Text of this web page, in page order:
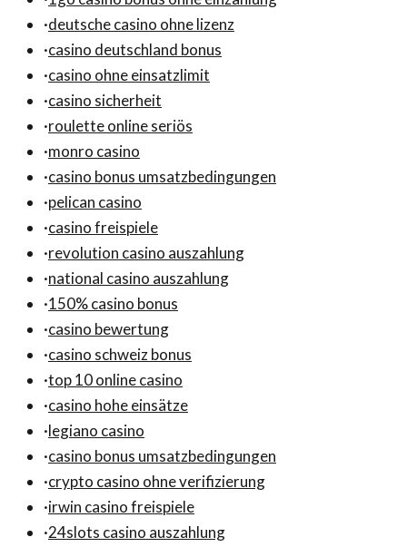
·deutsche casino ohne lizenz
·casino deutschland bonus
·casino ohne einsatzlimit
·casino sicherheit
·roulette online seriös
·monro casino
·casino bonus umsatzbedingungen
·pelican casino
·casino freispiele
·revolution casino auszahlung
·national casino auszahlung
·150% casino bonus
·casino bewertung
·casino schweiz bonus
·top 10 online casino
·casino hohe einsätze
·legiano casino
·casino bonus umsatzbedingungen
·crypto casino ohne verifizierung
·irwin casino freispiele
·24slots casino auszahlung